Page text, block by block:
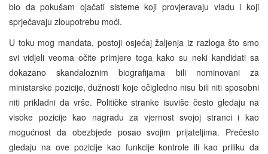
bio da pokušam ojačati sisteme koji provjeravaju vladu i koji
sprječavaju zloupotrebu moći.
U toku mog mandata, postoji osjećaj žaljenja iz razloga što smo
svi vidjeli veoma očite primjere toga kako su neki kandidati sa
dokazano skandaloznim biografijama bili nominovani za
ministarske pozicije, dužnosti koje očigledno nisu bili niti sposobni
niti prikladni da vrše. Političke stranke isuviše često gledaju na
visoke pozicije kao nagradu za vjernost svojoj stranci i kao
mogućnost da obezbjede posao svojim prijateljima. Prečesto
gledaju na ove pozicije kao funkcije kontrole ili kao priliku da